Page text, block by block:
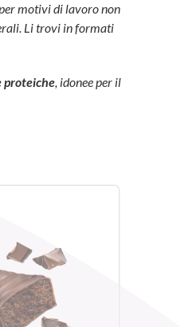
motivi di lavoro non
Li trovi in formati
, idonee per il